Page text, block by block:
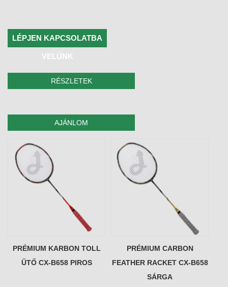
LÉPJEN KAPCSOLATBA
VELÜNK
RÉSZLETEK
AJÁNLOM
PRÉMIUM KARBON TOLL
ÜTŐ CX-B658 PIROS
PRÉMIUM CARBON
FEATHER RACKET CX-B658
SÁRGA